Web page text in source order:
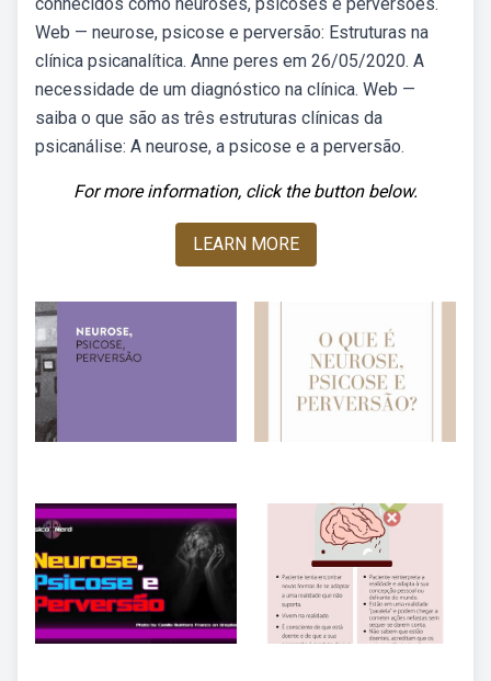
Web — neurose, psicose e perversão: Estruturas na
clínica psicanalítica. Anne peres em 26/05/2020. A
necessidade de um diagnóstico na clínica. Web —
saiba o que são as três estruturas clínicas da
psicanálise: A neurose, a psicose e a perversão.
For more information, click the button below.
LEARN MORE